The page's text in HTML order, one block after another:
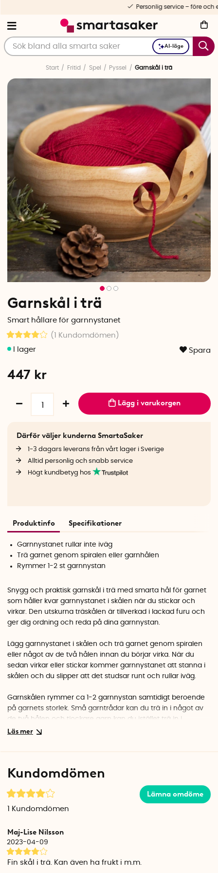
AI-läge
Personlig service – före och efter köp
Start Fritid Spel Pyssel Garnskål i trä
Garnskål i trä
Smart hållare för garnnystanet
(1 Kundomdömen )
Spara
447 kr
Lägg i varukorgen
Därför väljer kunderna SmartaSaker
1-3 dagars leverans från vårt lager i Sverige
Alltid personlig och snabb service
Högt kundbetyg hos
Produktinfo Specifikationer
Garnnystanet rullar inte iväg
Trä garnet genom spiralen eller garnhålen
Rymmer 1-2 st garnnystan
Snygg och praktisk garnskål i trä med smarta hål för garnet
som håller kvar garnnystanet i skålen när du stickar och
virkar. Den utskurna träskålen är tillverkad i lackad furu och
ger dig ordning och reda på dina garnnystan.
Lägg garnnystanet i skålen och trä garnet genom spiralen
eller något av de två hålen innan du börjar virka. När du
sedan virkar eller stickar kommer garnnystanet att stanna i
skålen och du slipper att det studsar runt och rullar iväg.
Garnskålen rymmer ca 1-2 garnnystan samtidigt beroende
på garnets storlek. Små garntrådar kan du trä in i något av
de två hålen och tjockare garn kan du istället trä in i
spiralen.
hög, 15 cm i diameter och är tillverkad i furu.
Kundomdömen
Lämna omdöme
Kundomdömen
Maj-Lise Nilsson
2023-04-09
Fin skål i trä. Kan även ha frukt i m.m.